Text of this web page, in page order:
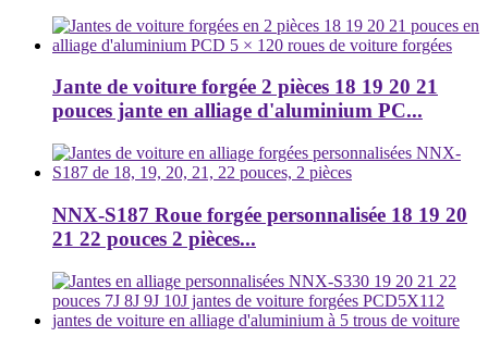
Jante de voiture forgée 2 pièces 18 19 20 21
pouces jante en alliage d'aluminium PC...
NNX-S187 Roue forgée personnalisée 18 19 20
21 22 pouces 2 pièces...